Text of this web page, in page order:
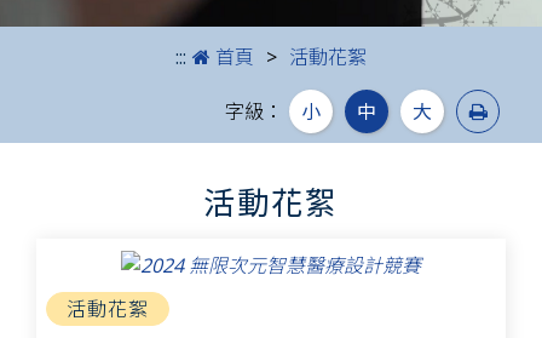
::: 首頁 活動花絮
字級： 小 中 大 列印
活動花絮
活動花絮